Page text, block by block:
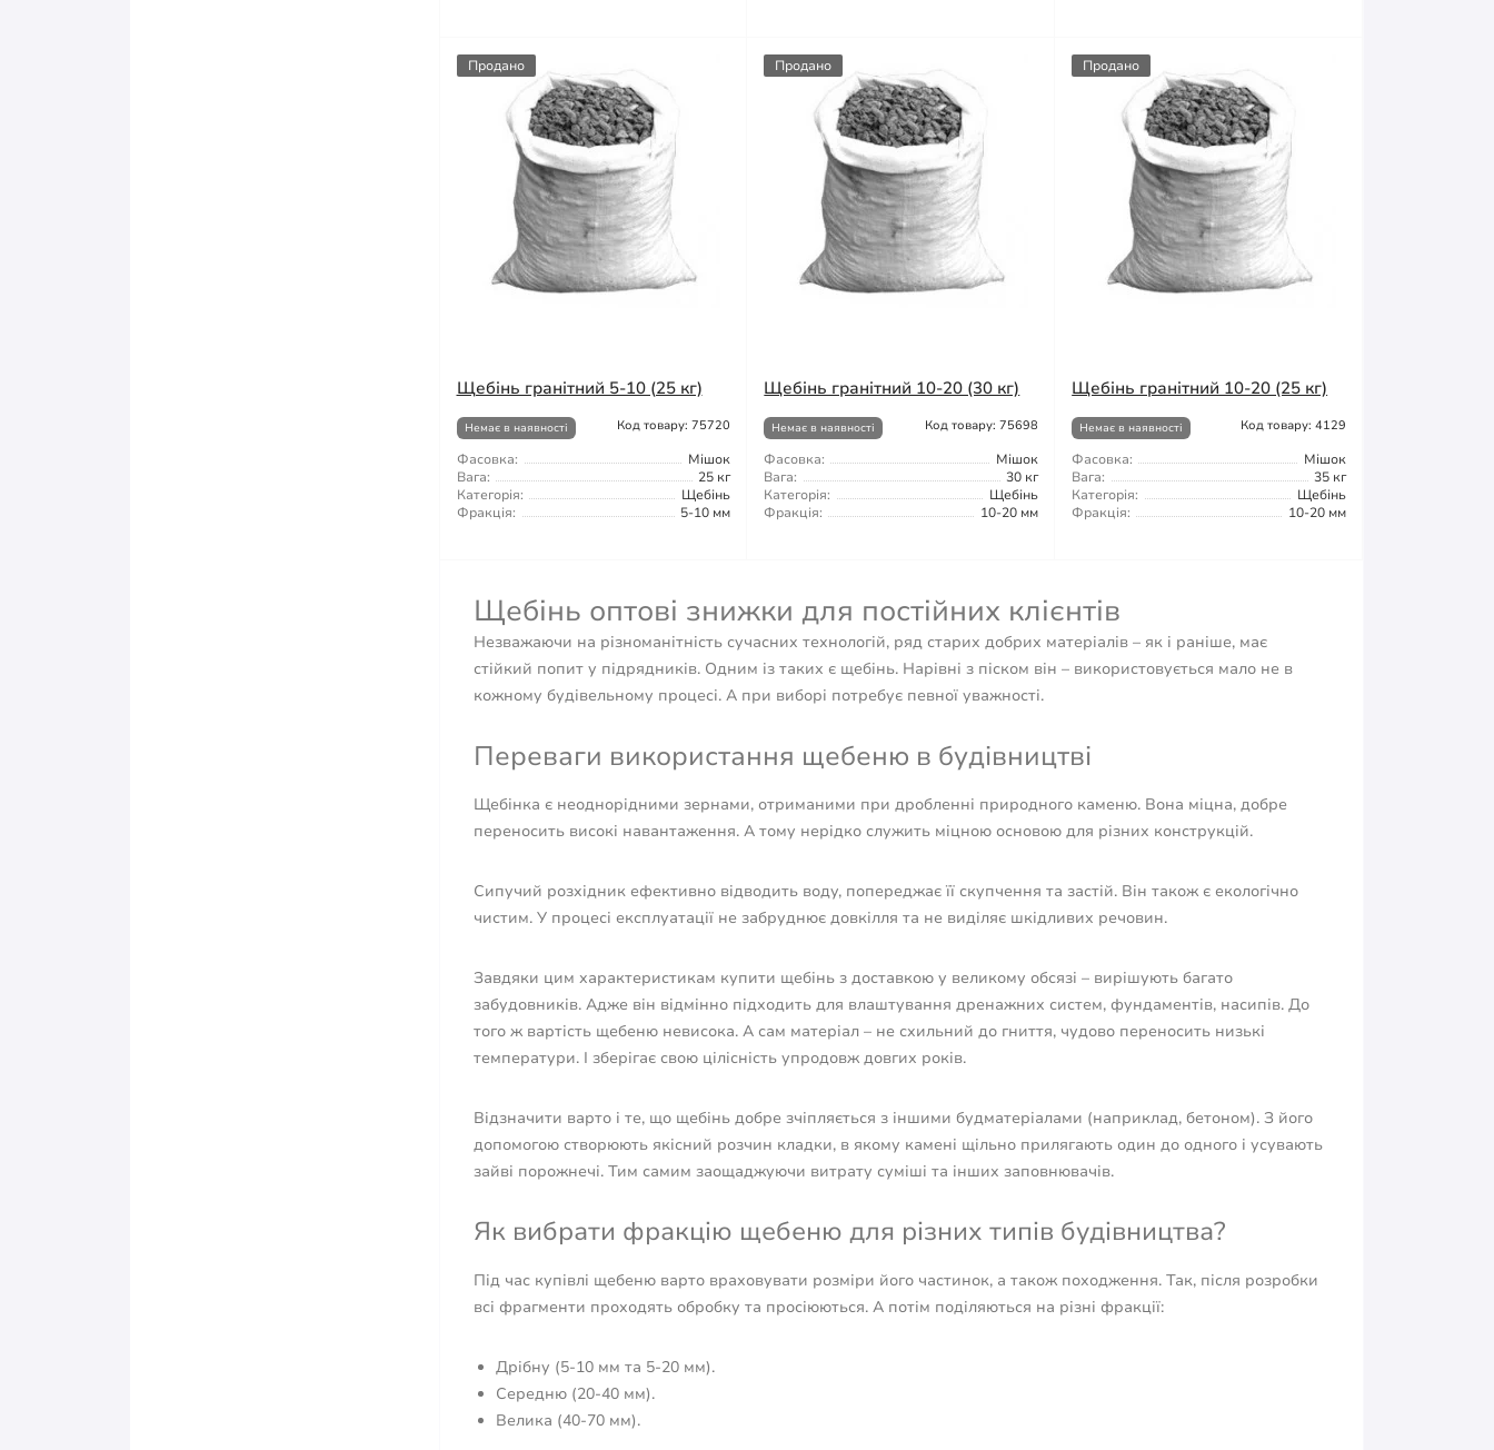
Продано
Щебінь гранітний 5-10 (25 кг)
Немає в наявності Код товару: 75720
Фасовка:
Мішок
Вага:
25 кг
Категорія:
Щебінь
Фракція:
5-10 мм
Продано
Щебінь гранітний 10-20 (30 кг)
Немає в наявності Код товару: 75698
Фасовка:
Мішок
Вага:
30 кг
Категорія:
Щебінь
Фракція:
10-20 мм
Продано
Щебінь гранітний 10-20 (25 кг)
Немає в наявності Код товару: 4129
Фасовка:
Мішок
Вага:
35 кг
Категорія:
Щебінь
Фракція:
10-20 мм
Щебінь оптові знижки для постійних клієнтів
Незважаючи на різноманітність сучасних технологій, ряд старих добрих матеріалів – як і раніше, має
стійкий попит у підрядників. Одним із таких є щебінь. Нарівні з піском він – використовується мало не в
кожному будівельному процесі. А при виборі потребує певної уважності.
Переваги використання щебеню в будівництві
Щебінка є неоднорідними зернами, отриманими при дробленні природного каменю. Вона міцна, добре
переносить високі навантаження. А тому нерідко служить міцною основою для різних конструкцій.
Сипучий розхідник ефективно відводить воду, попереджає її скупчення та застій. Він також є екологічно
чистим. У процесі експлуатації не забруднює довкілля та не виділяє шкідливих речовин.
Завдяки цим характеристикам купити щебінь з доставкою у великому обсязі – вирішують багато
забудовників. Адже він відмінно підходить для влаштування дренажних систем, фундаментів, насипів. До
того ж вартість щебеню невисока. А сам матеріал – не схильний до гниття, чудово переносить низькі
температури. І зберігає свою цілісність упродовж довгих років.
Відзначити варто і те, що щебінь добре зчіпляється з іншими будматеріалами (наприклад, бетоном). З його
допомогою створюють якісний розчин кладки, в якому камені щільно прилягають один до одного і усувають
зайві порожнечі. Тим самим заощаджуючи витрату суміші та інших заповнювачів.
Як вибрати фракцію щебеню для різних типів будівництва?
Під час купівлі щебеню варто враховувати розміри його частинок, а також походження. Так, після розробки
всі фрагменти проходять обробку та просіюються. А потім поділяються на різні фракції:
Дрібну (5-10 мм та 5-20 мм).
Середню (20-40 мм).
Велика (40-70 мм).